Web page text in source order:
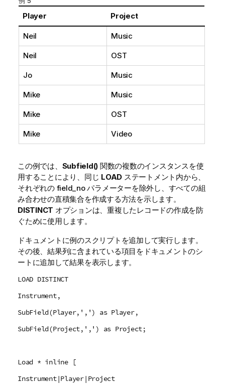
Player Project
Neil Music
Neil OST
Jo Music
Mike Music
Mike OST
Mike Video
この例では、 Subfield() 関数の複数のインスタンスを使
用することにより、同じ LOAD ステートメント内から、
それぞれの field_noパラメーターを除外し、すべての組
み合わせの直積集合を作成する方法を示します。
DISTINCT オプションは、重複したレコードの作成を防
ぐために使用します。
ドキュメントに例のスクリプトを追加して実行します。
その後、結果列に含まれている項目をドキュメントのシ
ートに追加して結果を表示します。
LOAD DISTINCT
Instrument,
SubField(Player,',') as Player,
SubField(Project,',') as Project;
Load * inline [
Instrument|Player|Project